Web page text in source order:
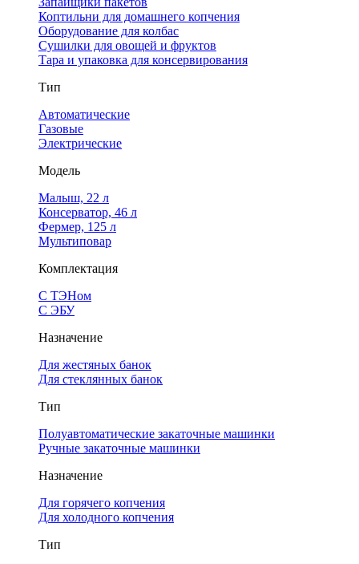
Коптильни для домашнего копчения
Оборудование для колбас
Сушилки для овощей и фруктов
Тара и упаковка для консервирования
Тип
Автоматические
Газовые
Электрические
Модель
Малыш, 22 л
Консерватор, 46 л
Фермер, 125 л
Мультиповар
Комплектация
С ТЭНом
С ЭБУ
Назначение
Для жестяных банок
Для стеклянных банок
Тип
Полуавтоматические закаточные машинки
Ручные закаточные машинки
Назначение
Для горячего копчения
Для холодного копчения
Тип